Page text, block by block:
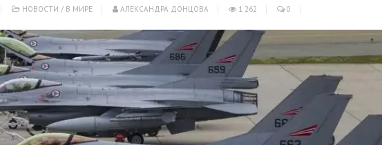
НОВОСТИ / В МИРЕ АЛЕКСАНДРА ДОНЦОВА 1 262 0